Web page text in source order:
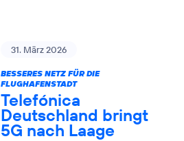
31. März 2026
BESSERES NETZ FÜR DIE
FLUGHAFENSTADT
Telefónica
Deutschland bringt
5G nach Laage